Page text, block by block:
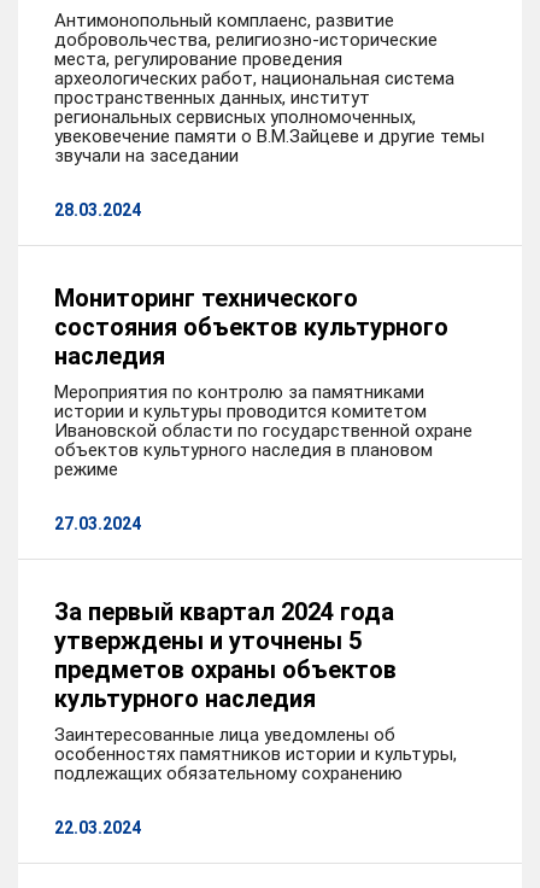
Антимонопольный комплаенс, развитие
добровольчества, религиозно-исторические
места, регулирование проведения
археологических работ, национальная система
пространственных данных, институт
региональных сервисных уполномоченных,
увековечение памяти о В.М.Зайцеве и другие темы
звучали на заседании
28.03.2024
Мониторинг технического
состояния объектов культурного
наследия
Мероприятия по контролю за памятниками
истории и культуры проводится комитетом
Ивановской области по государственной охране
объектов культурного наследия в плановом
режиме
27.03.2024
За первый квартал 2024 года
утверждены и уточнены 5
предметов охраны объектов
культурного наследия
Заинтересованные лица уведомлены об
особенностях памятников истории и культуры,
подлежащих обязательному сохранению
22.03.2024